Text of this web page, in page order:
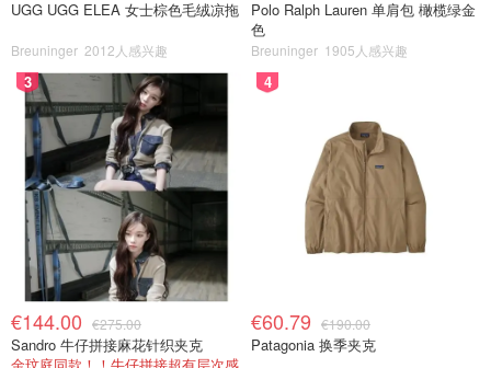
UGG UGG ELEA 女士棕色毛绒凉拖
Breuninger 2012人感兴趣
Polo Ralph Lauren 单肩包 橄榄绿金
色
Breuninger 1905人感兴趣
3
€144.00 €275.00
Sandro 牛仔拼接麻花针织夹克
4
€60.79 €190.00
Patagonia 换季夹克